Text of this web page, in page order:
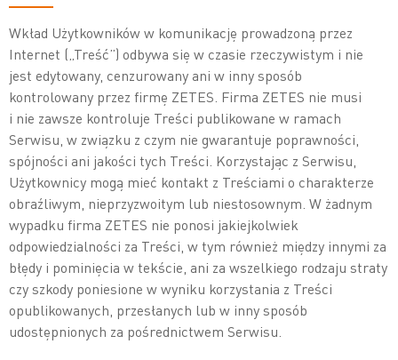
Wkład Użytkowników w komunikację prowadzoną przez
Internet („Treść”) odbywa się w czasie rzeczywistym i nie
jest edytowany, cenzurowany ani w inny sposób
kontrolowany przez firmę ZETES. Firma ZETES nie musi
i nie zawsze kontroluje Treści publikowane w ramach
Serwisu, w związku z czym nie gwarantuje poprawności,
spójności ani jakości tych Treści. Korzystając z Serwisu,
Użytkownicy mogą mieć kontakt z Treściami o charakterze
obraźliwym, nieprzyzwoitym lub niestosownym. W żadnym
wypadku firma ZETES nie ponosi jakiejkolwiek
odpowiedzialności za Treści, w tym również między innymi za
błędy i pominięcia w tekście, ani za wszelkiego rodzaju straty
czy szkody poniesione w wyniku korzystania z Treści
opublikowanych, przesłanych lub w inny sposób
udostępnionych za pośrednictwem Serwisu.